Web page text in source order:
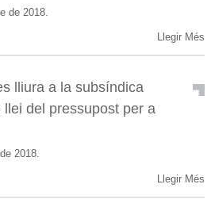
de 2018.
Llegir Més
lliura a la subsíndica
del pressupost per a
2018.
Llegir Més